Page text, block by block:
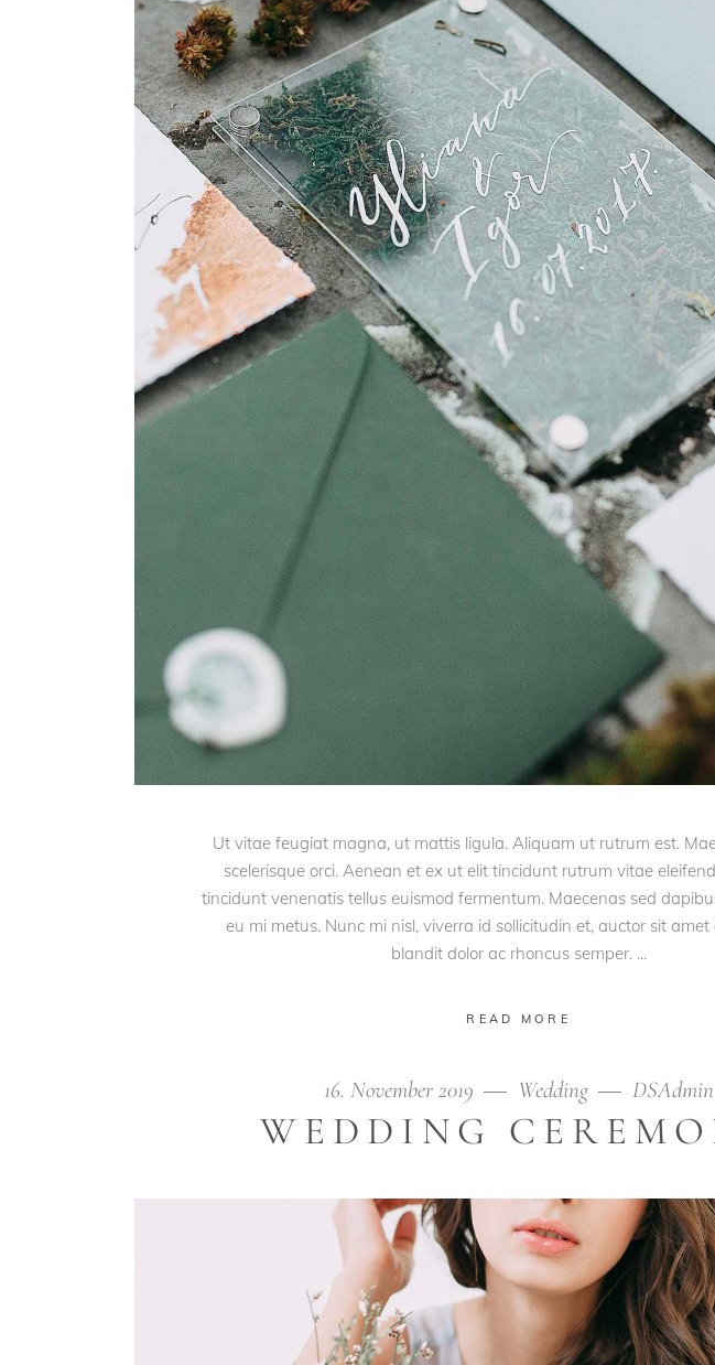
Ut vitae feugiat magna, ut mattis ligula. Aliquam ut rutrum est.
scelerisque orci. Aenean et ex ut elit tincidunt rutrum vitae
tincidunt venenatis tellus euismod fermentum. Maecenas sed
eu mi metus. Nunc mi nisl, viverra id sollicitudin et, auctor sit
blandit dolor ac rhoncus semper.
READ MORE
16. November 2019 Wedding DSAdmin
WEDDING